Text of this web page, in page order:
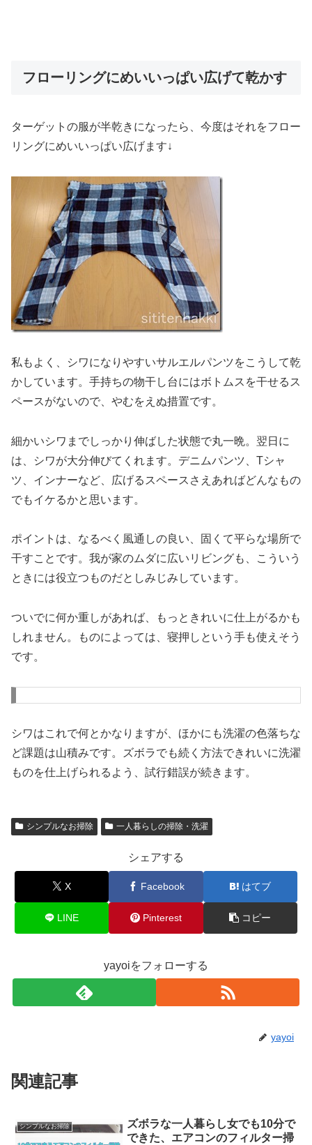
フローリングにめいいっぱい広げて乾かす
ターゲットの服が半乾きになったら、今度はそれをフロー
リングにめいいっぱい広げます↓
私もよく、シワになりやすいサルエルパンツをこうして乾
かしています。手持ちの物干し台にはボトムスを干せるス
ペースがないので、やむをえぬ措置です。
細かいシワまでしっかり伸ばした状態で丸一晩。翌日に
は、シワが大分伸びてくれます。デニムパンツ、Tシャ
ツ、インナーなど、広げるスペースさえあればどんなもの
でもイケるかと思います。
ポイントは、なるべく風通しの良い、固くて平らな場所で
干すことです。我が家のムダに広いリビングも、こういう
ときには役立つものだとしみじみしています。
ついでに何か重しがあれば、もっときれいに仕上がるかも
しれません。ものによっては、寝押しという手も使えそう
です。
シワはこれで何とかなりますが、ほかにも洗濯の色落ちな
ど課題は山積みです。ズボラでも続く方法できれいに洗濯
ものを仕上げられるよう、試行錯誤が続きます。
シンプルなお掃除 一人暮らしの掃除・洗濯
シェアする
X Facebook はてブ
LINE Pinterest コピー
yayoiをフォローする
yayoi
関連記事
シンプルなお掃除
ズボラな一人暮らし女でも10分で
できた、エアコンのフィルター掃